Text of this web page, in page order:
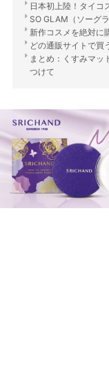
日本初上陸！タイ
SO GLAM（ソーグ
新作コスメを絶対に
どの通販サイトで買
まとめ：くすみマ
つけて